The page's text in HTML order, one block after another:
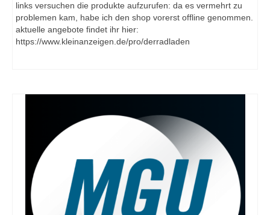
links versuchen die produkte aufzurufen: da es vermehrt zu
problemen kam, habe ich den shop vorerst offline genommen.
aktuelle angebote findet ihr hier:
https://www.kleinanzeigen.de/pro/derradladen